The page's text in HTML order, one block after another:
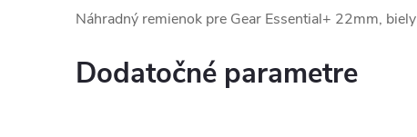
Náhradný remienok pre Gear Essential+ 22mm, biely
Dodatočné parametre